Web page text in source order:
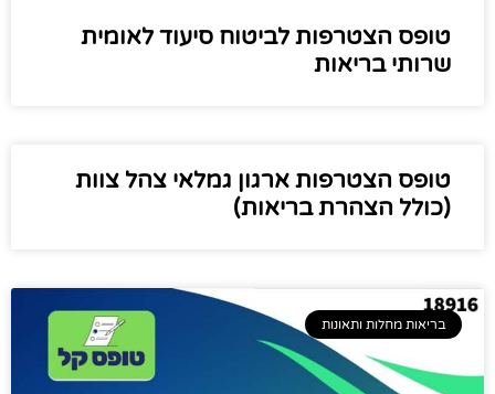
טופס הצטרפות לביטוח סיעוד לאומית
שרותי בריאות
טופס הצטרפות ארגון גמלאי צהל צוות
(כולל הצהרת בריאות)
בריאות מחלות ותאונות